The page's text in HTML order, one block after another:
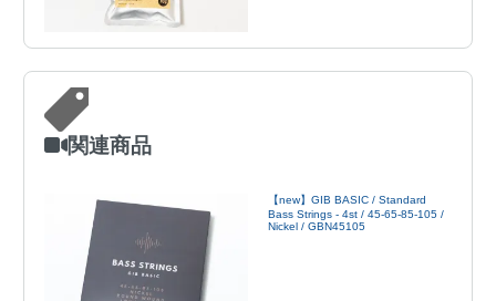
関連商品
【new】GIB BASIC / Standard
Bass Strings - 4st / 45-65-85-105 /
Nickel / GBN45105